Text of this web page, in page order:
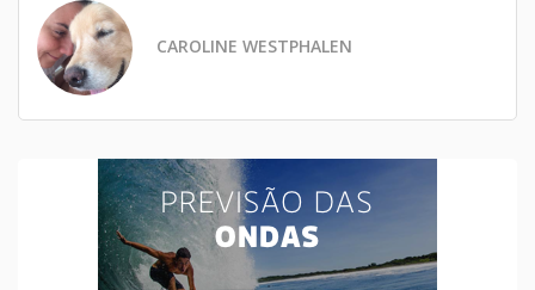
CAROLINE WESTPHALEN